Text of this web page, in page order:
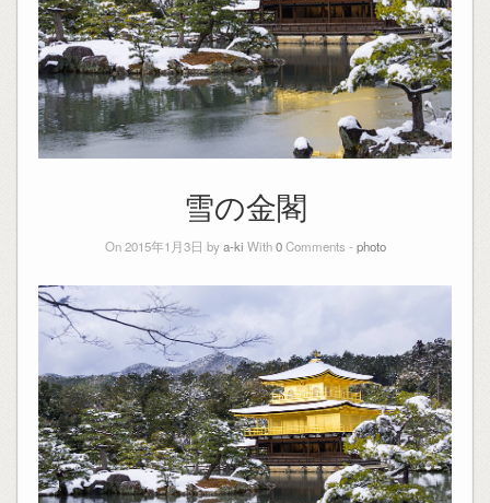
雪の金閣
On 2015年1月3日 bya-ki With0Comments - photo